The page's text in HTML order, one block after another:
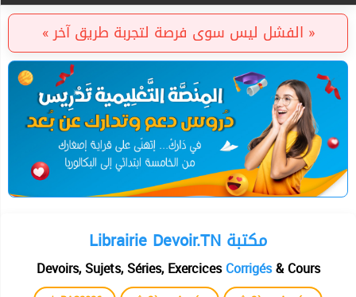
« الفشل ليس سوى فرصة لتجربة طريق آخر »
Librairie Devoir.TN مكتبة
Devoirs, Sujets, Séries, ExercicesCorrigés& Cours